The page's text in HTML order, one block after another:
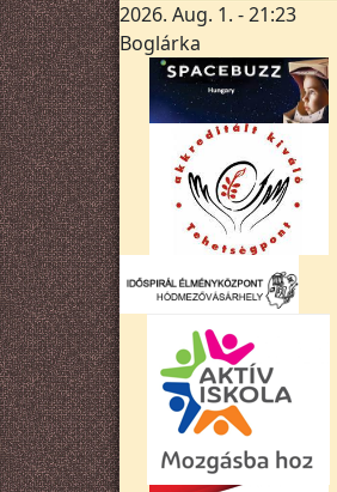
2026. Aug. 1. - 21:23
Boglárka